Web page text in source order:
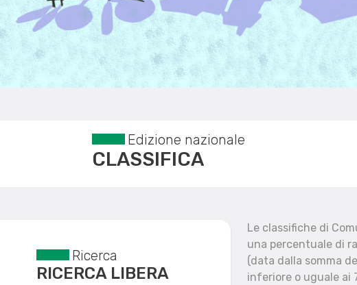
Edizione nazionale
CLASSIFICA
Reset filtri
Ricerca
RICERCA LIBERA
Le classifiche di
una percentuale di
(data dalla somma
inferiore o uguale ai